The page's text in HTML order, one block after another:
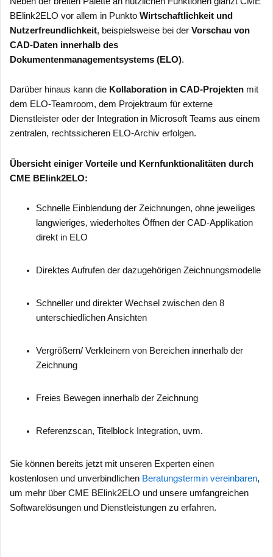
BElink2ELO vor allem in Punkto Wirtschaftlichkeit und
Nutzerfreundlichkeit, beispielsweise bei der Vorschau von
CAD-Daten innerhalb des
Dokumentenmanagementsystems (ELO).
Darüber hinaus kann die Kollaboration in CAD-Projektenmit
dem ELO-Teamroom, dem Projektraum für externe
Dienstleister oder der Integration in Microsoft Teams aus einem
zentralen, rechtssicheren ELO-Archiv erfolgen.
Übersicht einiger Vorteile und Kernfunktionalitäten durch
CME BElink2ELO:
Schnelle Einblendung der Zeichnungen, ohne jeweiliges
langwieriges, wiederholtes Öffnen der CAD-Applikation
direkt in ELO
Direktes Aufrufen der dazugehörigen Zeichnungsmodelle
Schneller und direkter Wechsel zwischen den 8
unterschiedlichen Ansichten
Vergrößern/ Verkleinern von Bereichen innerhalb der
Zeichnung
Freies Bewegen innerhalb der Zeichnung
Referenzscan, Titelblock Integration, uvm.
Sie können bereits jetzt mit unseren Experten einen
kostenlosen und unverbindlichen Beratungstermin vereinbaren,
um mehr über CME BElink2ELO und unsere umfangreichen
Softwarelösungen und Dienstleistungen zu erfahren.